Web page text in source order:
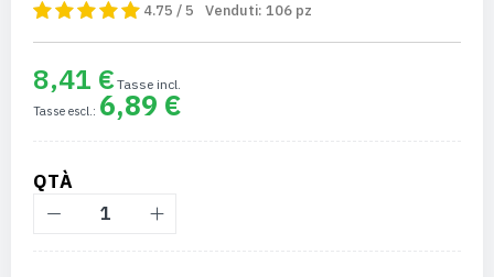
4.75 / 5 Venduti: 106 pz
8,41 €
6,89 €
QTÀ